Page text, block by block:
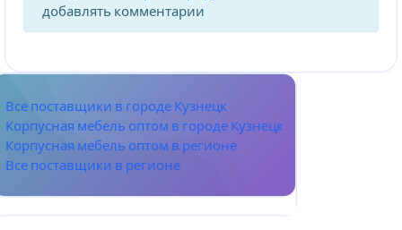
добавлять комментарии
Все поставщики в городе Кузнецк
Корпусная мебель оптом в городе Кузнецк
Корпусная мебель оптом в регионе
Все поставщики в регионе